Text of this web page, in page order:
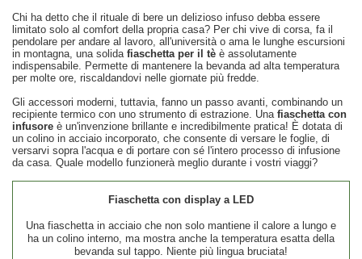
Chi ha detto che il rituale di bere un delizioso infuso debba essere
limitato solo al comfort della propria casa? Per chi vive di corsa, fa il
pendolare per andare al lavoro, all'università o ama le lunghe escursioni
in montagna, una solida fiaschetta per il tè è assolutamente
indispensabile. Permette di mantenere la bevanda ad alta temperatura
per molte ore, riscaldandovi nelle giornate più fredde.
Gli accessori moderni, tuttavia, fanno un passo avanti, combinando un
recipiente termico con uno strumento di estrazione. Una fiaschetta con
infusore è un'invenzione brillante e incredibilmente pratica! È dotata di
un colino in acciaio incorporato, che consente di versare le foglie, di
versarvi sopra l'acqua e di portare con sé l'intero processo di infusione
da casa. Quale modello funzionerà meglio durante i vostri viaggi?
Fiaschetta con display a LED
Una fiaschetta in acciaio che non solo mantiene il calore a lungo e
ha un colino interno, ma mostra anche la temperatura esatta della
bevanda sul tappo. Niente più lingua bruciata!